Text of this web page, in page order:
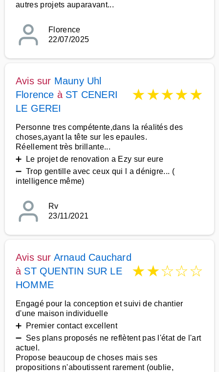
autres projets auparavant...
Florence
22/07/2025
Avis sur Mauny Uhl
Florence à ST CENERI
LE GEREI
★★★★★
Personne tres compétente,dans la réalités des
choses,ayant la tête sur les epaules.
Réellement très brillante...
➕ Le projet de renovation a Ezy sur eure
➖ Trop gentille avec ceux qui l a dénigre... (
intelligence même)
Rv
23/11/2021
Avis sur Arnaud Cauchard
à ST QUENTIN SUR LE
HOMME
★★☆☆☆
Engagé pour la conception et suivi de chantier
d'une maison individuelle
➕ Premier contact excellent
➖ Ses plans proposés ne reflètent pas l'état de l'art
actuel.
Propose beaucoup de choses mais ses
propositions n'aboutissent rarement (oublie,